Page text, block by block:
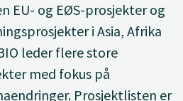
EU- og EØS-prosjekter og
i Asia, Afrika
leder flere store
med fokus på
Prosjektlisten er